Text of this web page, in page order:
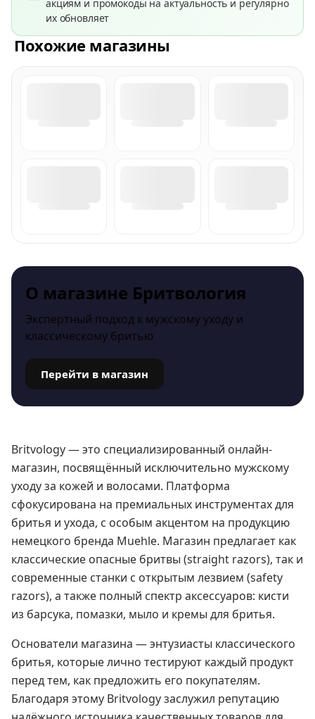
акциям и промокоды на актуальность и регулярно
их обновляет
Похожие магазины
О магазине Бритвология
Экспертный подход к мужскому уходу и
классическому бритью
Перейти в магазин
Britvology — это специализированный онлайн-
магазин, посвящённый исключительно мужскому
уходу за кожей и волосами. Платформа
сфокусирована на премиальных инструментах для
бритья и ухода, с особым акцентом на продукцию
немецкого бренда Muehle. Магазин предлагает как
классические опасные бритвы (straight razors), так и
современные станки с открытым лезвием (safety
razors), а также полный спектр аксессуаров: кисти
из барсука, помазки, мыло и кремы для бритья.
Основатели магазина — энтузиасты классического
бритья, которые лично тестируют каждый продукт
перед тем, как предложить его покупателям.
Благодаря этому Britvology заслужил репутацию